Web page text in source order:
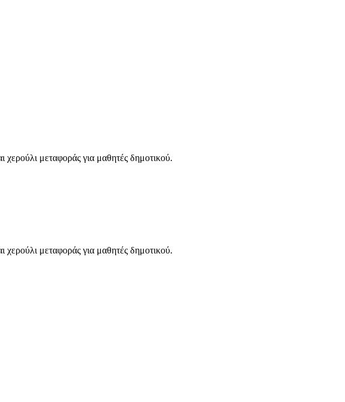
χερούλι μεταφοράς για μαθητές δημοτικού.
χερούλι μεταφοράς για μαθητές δημοτικού.